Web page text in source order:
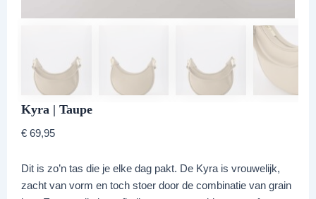
Kyra | Taupe
€ 69,95
Dit is zo’n tas die je elke dag pakt. De Kyra is vrouwelijk,
zacht van vorm en toch stoer door de combinatie van grain